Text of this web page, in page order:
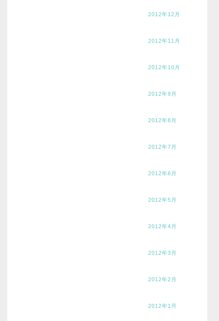
2012年12月
2012年11月
2012年10月
2012年9月
2012年8月
2012年7月
2012年6月
2012年5月
2012年4月
2012年3月
2012年2月
2012年1月